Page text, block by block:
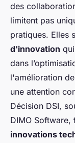
des
limitent pas
pratiques. Elles
d'innovation
dans
l'amélioration
une attention
Décision DSI,
DIMO Software,
innovations